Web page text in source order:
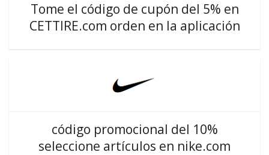
Tome el código de cupón del 5% en
CETTIRE.com orden en la aplicación
código promocional del 10%
seleccione artículos en nike.com